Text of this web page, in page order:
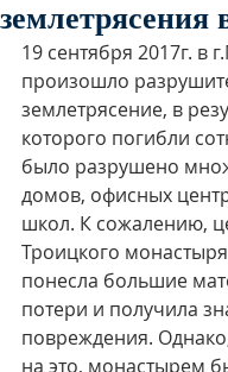
землетрясения
19 сентября 2017г. в
произошло
землетрясение, в
которого погибли
было разрушено
домов, офисных
школ. К сожалению,
Троицкого
понесла большие
потери и получила
повреждения.
на это, монастырем